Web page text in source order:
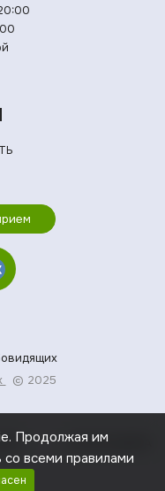
© 2025
НЕОБХОДИМА
Продолжая им
со всеми правилами